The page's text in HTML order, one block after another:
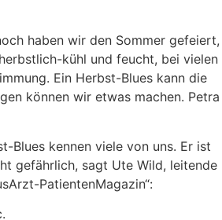
haben wir den Sommer gefeiert,
kühl und feucht, bei vielen
Ein Herbst-Blues kann die
können wir etwas machen. Petra
Blues kennen viele von uns. Er ist
gefährlich, sagt Ute Wild, leitende
PatientenMagazin“: